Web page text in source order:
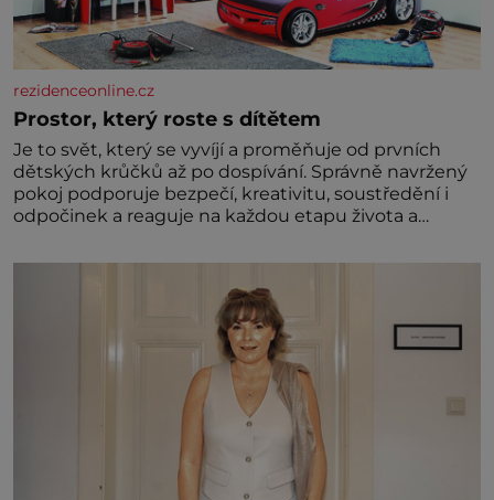
rezidenceonline.cz
Prostor, který roste s dítětem
Je to svět, který se vyvíjí a proměňuje od prvních
dětských krůčků až po dospívání. Správně navržený
pokoj podporuje bezpečí, kreativitu, soustředění i
odpočinek a reaguje na každou etapu života a
jednoduchost, měkkost a bezpečí, proto by pokoj